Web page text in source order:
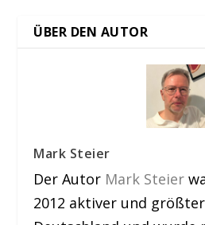
ÜBER DEN AUTOR
Mark Steier
Der Autor Mark Steier
2012 aktiver und